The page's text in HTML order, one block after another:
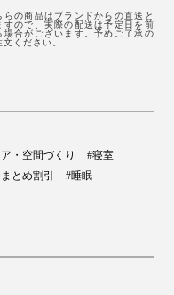
らの商品はブランドからの直送と
すので、実際の配送は予定日を前
場合がございます。予めご了承の
文ください。
・空間づくり
#寝室
とめ割引
#睡眠